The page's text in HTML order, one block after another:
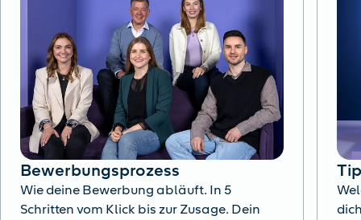
Bewerbungsprozess
Wie deine Bewerbung abläuft. In 5
Schritten vom Klick bis zur Zusage. Dein